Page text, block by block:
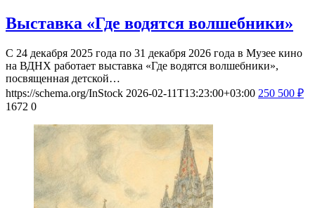
Выставка «Где водятся волшебники»
С 24 декабря 2025 года по 31 декабря 2026 года в Музее кино
на ВДНХ работает выставка «Где водятся волшебники»,
посвященная детской…
https://schema.org/InStock 2026-02-11T13:23:00+03:00 250 500 ₽
1672 0